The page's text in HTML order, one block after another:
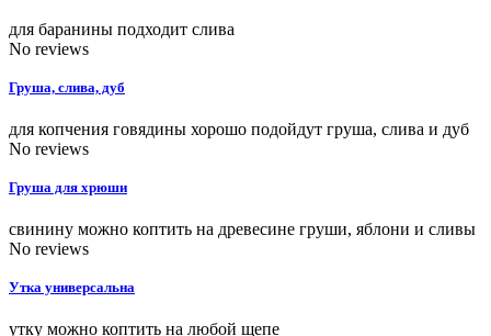
для баранины подходит слива
No reviews
Груша, слива, дуб
для копчения говядины хорошо подойдут груша, слива и дуб
No reviews
Груша для хрюши
свинину можно коптить на древесине груши, яблони и сливы
No reviews
Утка универсальна
утку можно коптить на любой щепе